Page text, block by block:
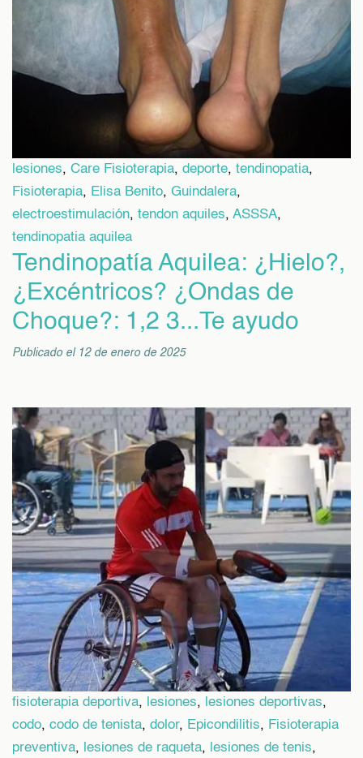
lesiones, Care Fisioterapia, deporte, tendinopatia,
Fisioterapia, Elisa Benito, Guindalera,
electroestimulación, tendon aquiles, ASSSA,
tendinopatia aquilea
Tendinopatía Aquilea: ¿Hielo?,
¿Excéntricos? ¿Ondas de
Choque?: 1,2 3...Te ayudo
Publicado el 12 de enero de 2025
fisioterapia deportiva, lesiones, lesiones deportivas,
codo, codo de tenista, dolor, Epicondilitis, Fisioterapia
preventiva, lesiones de raqueta, lesiones de tenis,